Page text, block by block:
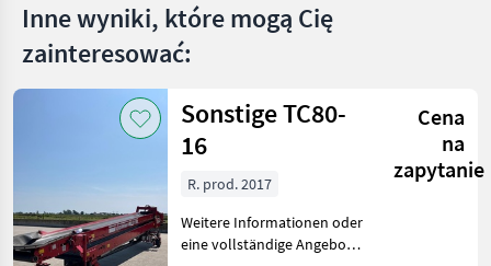
Inne wyniki, które mogą Cię
zainteresować:
Sonstige TC80-
16
Cena
na
zapytanie
R. prod. 2017
Weitere Informationen oder
eine vollständige Angebot?